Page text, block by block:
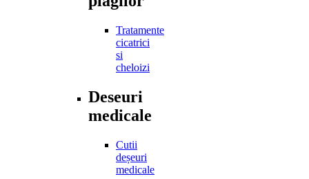
Tratamente
cicatrici
si
cheloizi
Deseuri
medicale
Cutii
deșeuri
medicale